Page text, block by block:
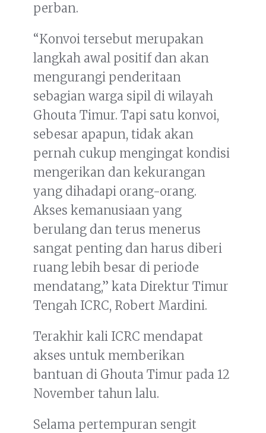
perban.
“Konvoi tersebut merupakan
langkah awal positif dan akan
mengurangi penderitaan
sebagian warga sipil di wilayah
Ghouta Timur. Tapi satu konvoi,
sebesar apapun, tidak akan
pernah cukup mengingat kondisi
mengerikan dan kekurangan
yang dihadapi orang-orang.
Akses kemanusiaan yang
berulang dan terus menerus
sangat penting dan harus diberi
ruang lebih besar di periode
mendatang,” kata Direktur Timur
Tengah ICRC, Robert Mardini.
Terakhir kali ICRC mendapat
akses untuk memberikan
bantuan di Ghouta Timur pada 12
November tahun lalu.
Selama pertempuran sengit